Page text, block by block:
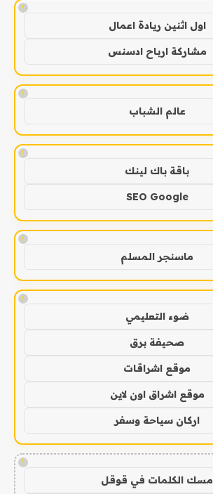
!
اول اثنين ريادة اعمال
مشاركة ارباح ادسنس
!
عالم الشباب
!
باقة باك لينك
SEO Google
!
ماسنجر المسلم
!
ضوء التعليمي
صحيفة برق
موقع اشراقات
موقع اشراق اون لاين
اركان سياحة وسفر
!
مسك الكلمات في قوقل